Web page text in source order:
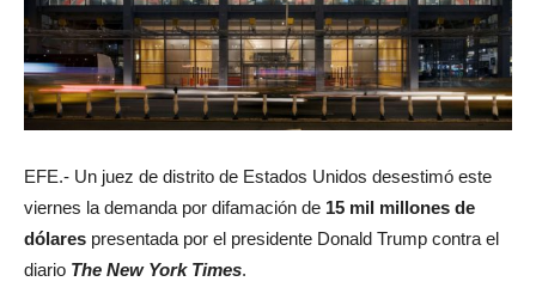
EFE.- Un juez de distrito de Estados Unidos desestimó este
viernes la demanda por difamación de 15 mil millones de
dólares presentada por el presidente Donald Trump contra el
diario The New York Times.